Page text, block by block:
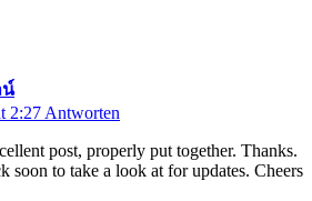
น์
2:27 Antworten
post, properly put together. Thanks.
soon to take a look at for updates. Cheers